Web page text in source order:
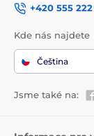
+420 555
Kde nás najdete
Čeština
Jsme také na: